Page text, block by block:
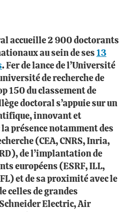
accueille 2 900 doctorants
au sein de ses 13
. Fer de lance de l’Université
de recherche de
150 du classement de
doctoral s’appuie sur un
innovant et
présence notamment des
(CEA, CNRS, Inria,
de l’implantation de
européens (ESRF, ILL,
et de sa proximité avec le
celles de grandes
Electric, Air